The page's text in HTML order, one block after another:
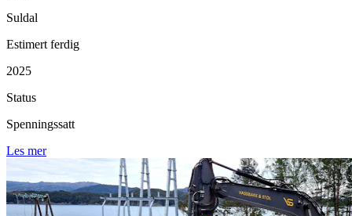
Suldal
Estimert ferdig
2025
Status
Spenningssatt
Les mer